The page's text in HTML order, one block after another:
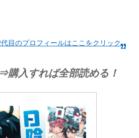
代目のプロフィールはここをクリック
購入すれば全部読める！